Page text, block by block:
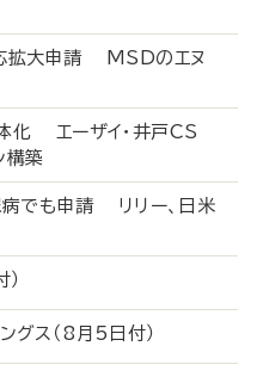
拡大申請 MSDのエヌ
化 エーザイ・井戸CS
構築
でも申請 リリー、日米
付）
ングス（8月5日付）